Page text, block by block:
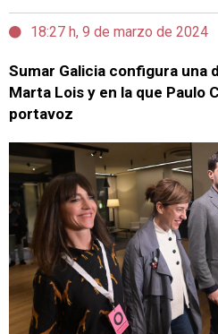
18:27 h, 9 de marzo de 2024
Sumar Galicia configura una
Marta Lois y en la que Paulo
portavoz